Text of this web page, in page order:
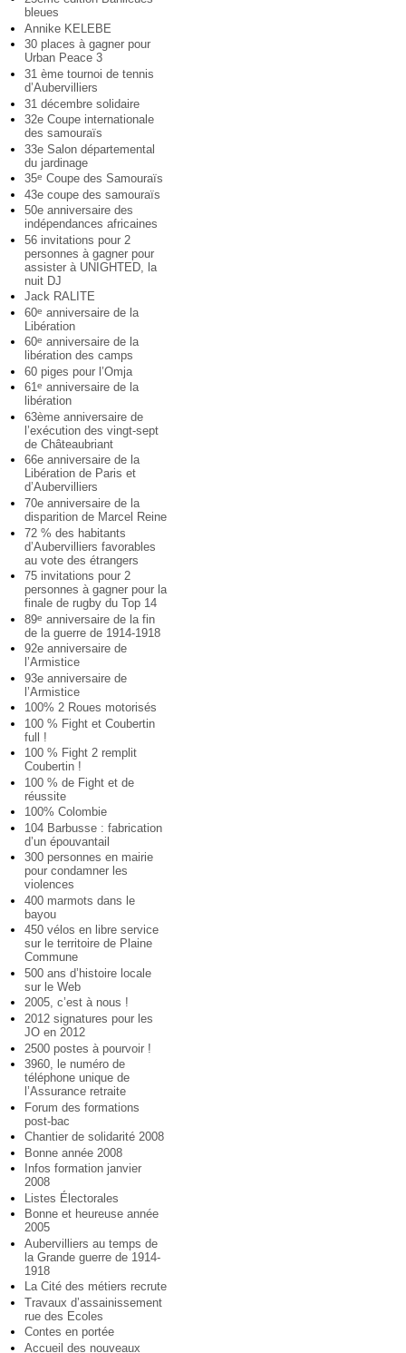
bleues
Annike KELEBE
30 places à gagner pour
Urban Peace 3
31 ème tournoi de tennis
d’Aubervilliers
31 décembre solidaire
32e Coupe internationale
des samouraïs
33e Salon départemental
du jardinage
35e Coupe des Samouraïs
43e coupe des samouraïs
50e anniversaire des
indépendances africaines
56 invitations pour 2
personnes à gagner pour
assister à UNIGHTED, la
nuit DJ
Jack RALITE
60e anniversaire de la
Libération
60e anniversaire de la
libération des camps
60 piges pour l’Omja
61e anniversaire de la
libération
63ème anniversaire de
l’exécution des vingt-sept
de Châteaubriant
66e anniversaire de la
Libération de Paris et
d’Aubervilliers
70e anniversaire de la
disparition de Marcel Reine
72 % des habitants
d’Aubervilliers favorables
au vote des étrangers
75 invitations pour 2
personnes à gagner pour la
finale de rugby du Top 14
89e anniversaire de la fin
de la guerre de 1914-1918
92e anniversaire de
l’Armistice
93e anniversaire de
l’Armistice
100% 2 Roues motorisés
100 % Fight et Coubertin
full !
100 % Fight 2 remplit
Coubertin !
100 % de Fight et de
réussite
100% Colombie
104 Barbusse : fabrication
d’un épouvantail
300 personnes en mairie
pour condamner les
violences
400 marmots dans le
bayou
450 vélos en libre service
sur le territoire de Plaine
Commune
500 ans d’histoire locale
sur le Web
2005, c’est à nous !
2012 signatures pour les
JO en 2012
2500 postes à pourvoir !
3960, le numéro de
téléphone unique de
l’Assurance retraite
Forum des formations
post-bac
Chantier de solidarité 2008
Bonne année 2008
Infos formation janvier
2008
Listes Électorales
Bonne et heureuse année
2005
Aubervilliers au temps de
la Grande guerre de 1914-
1918
La Cité des métiers recrute
Travaux d’assainissement
rue des Ecoles
Contes en portée
Accueil des nouveaux